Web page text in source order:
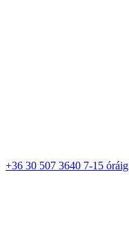
+36 30 507 3640 7-15 óráig